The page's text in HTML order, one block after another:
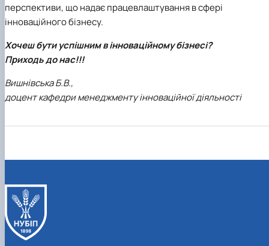
перспективи, що надає працевлаштування в сфері
інноваційного бізнесу.
Хочеш бути успішним в інноваційному бізнесі?
Приходь до нас!!!
Вишнівська Б.В.,
доцент кафедри менеджменту інноваційної діяльності